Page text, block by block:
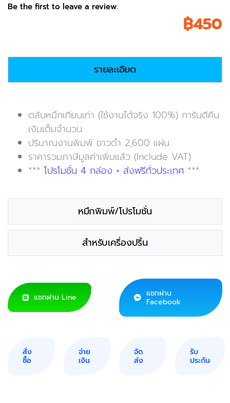
Be the first to leave a review.
฿450
รายละเอียด
ตลับหมึกเทียบเท่า (ใช้งานได้จริง 100%) การันตีคืน
เงินเต็มจำนวน
ปริมาณงานพิมพ์ ขาวดำ 2,600 แผ่น
ราคารวมภาษีมูลค่าเพิ่มแล้ว (Include VAT)
*** โปรโมชั่น 4 กล่อง + ส่งฟรีทั่วประเทศ ***
หมึกพิมพ์/โปรโมชั่น
สำหรับเครื่องปริ้น
แชทผ่าน Line
แชทผ่าน
Facebook
สั่ง
ซื้อ
จ่าย
เงิน
จัด
ส่ง
รับ
ประกัน